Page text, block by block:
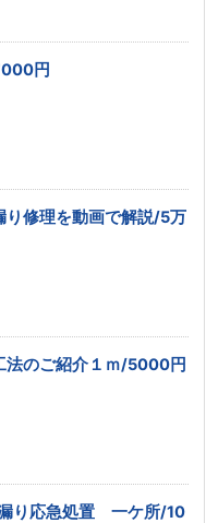
円
り修理を動画で解説/5万
法のご紹介１ｍ/5000円
り応急処置 一ケ所/10